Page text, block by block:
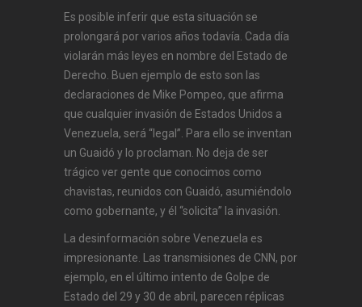
Es posible inferir que esta situación se
prolongará por varios años todavía. Cada día
violarán más leyes en nombre del Estado de
Derecho. Buen ejemplo de esto son las
declaraciones de Mike Pompeo, que afirma
que cualquier invasión de Estados Unidos a
Venezuela, será “legal”. Para ello se inventan
un Guaidó y lo proclaman. No deja de ser
trágico ver gente que conocimos como
chavistas, reunidos con Guaidó, asumiéndolo
como gobernante, y él “solicita” la invasión.
La desinformación sobre Venezuela es
impresionante. Las transmisiones de CNN, por
ejemplo, en el último intento de Golpe de
Estado del 29 y 30 de abril, parecen réplicas